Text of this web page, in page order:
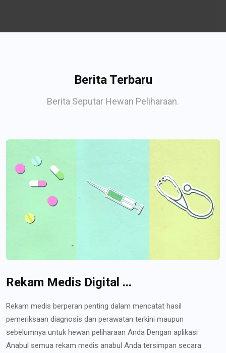
Berita Terbaru
Berita Seputar Hewan Peliharaan.
Rekam Medis Digital ...
Rekam medis berperan penting dalam mencatat hasil
pemeriksaan diagnosis dan perawatan terkini maupun
sebelumnya untuk hewan peliharaan Anda Dengan aplikasi
Anabul semua rekam medis anabul Anda tersimpan secara